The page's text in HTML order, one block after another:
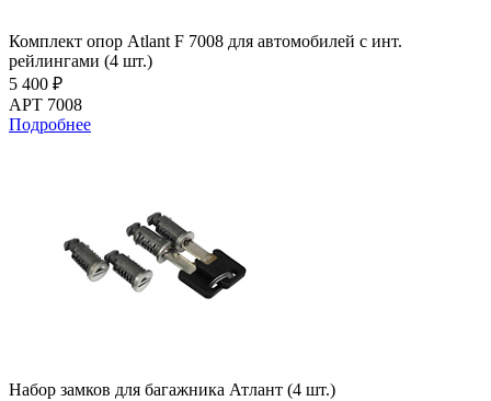
Комплект опор Atlant F 7008 для автомобилей с инт.
рейлингами (4 шт.)
5 400 ₽
АРТ 7008
Подробнее
Набор замков для багажника Атлант (4 шт.)